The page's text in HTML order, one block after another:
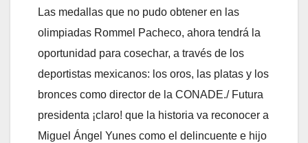
Las medallas que no pudo obtener en las
olimpiadas Rommel Pacheco, ahora tendrá la
oportunidad para cosechar, a través de los
deportistas mexicanos: los oros, las platas y los
bronces como director de la CONADE./ Futura
presidenta ¡claro! que la historia va reconocer a
Miguel Ángel Yunes como el delincuente e hijo